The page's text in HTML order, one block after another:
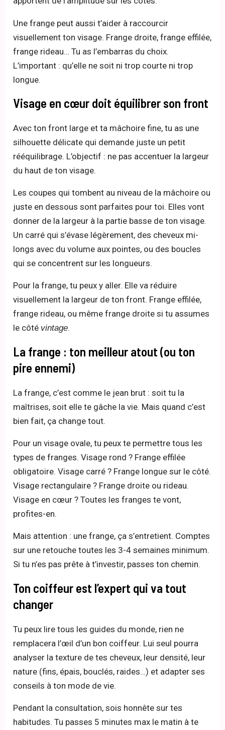
Une frange peut aussi t’aider à raccourcir
visuellement ton visage. Frange droite, frange effilée,
frange rideau… Tu as l’embarras du choix.
L’important : qu’elle ne soit ni trop courte ni trop
longue.
Visage en cœur doit équilibrer son front
Avec ton front large et ta mâchoire fine, tu as une
silhouette délicate qui demande juste un petit
rééquilibrage. L’objectif : ne pas accentuer la largeur
du haut de ton visage.
Les coupes qui tombent au niveau de la mâchoire ou
juste en dessous sont parfaites pour toi. Elles vont
donner de la largeur à la partie basse de ton visage.
Un carré qui s’évase légèrement, des cheveux mi-
longs avec du volume aux pointes, ou des boucles
qui se concentrent sur les longueurs.
Pour la frange, tu peux y aller. Elle va réduire
visuellement la largeur de ton front. Frange effilée,
frange rideau, ou même frange droite si tu assumes
le côté vintage.
La frange : ton meilleur atout (ou ton
pire ennemi)
La frange, c’est comme le jean brut : soit tu la
maîtrises, soit elle te gâche la vie. Mais quand c’est
bien fait, ça change tout.
Pour un visage ovale, tu peux te permettre tous les
types de franges. Visage rond ? Frange effilée
obligatoire. Visage carré ? Frange longue sur le côté.
Visage rectangulaire ? Frange droite ou rideau.
Visage en cœur ? Toutes les franges te vont,
profites-en.
Mais attention : une frange, ça s’entretient. Comptes
sur une retouche toutes les 3-4 semaines minimum.
Si tu n’es pas prête à t’investir, passes ton chemin.
Ton coiffeur est l’expert qui va tout
changer
Tu peux lire tous les guides du monde, rien ne
remplacera l’œil d’un bon coiffeur. Lui seul pourra
analyser la texture de tes cheveux, leur densité, leur
nature (fins, épais, bouclés, raides…) et adapter ses
conseils à ton mode de vie.
Pendant la consultation, sois honnête sur tes
habitudes. Tu passes 5 minutes max le matin à te